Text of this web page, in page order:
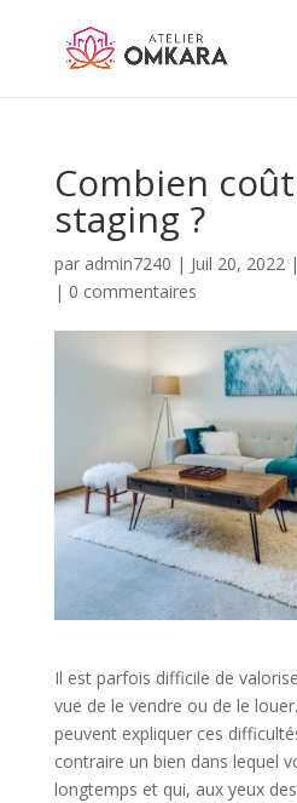
Combien
staging ?
par admin7240 | Juil 20, 2022|
| 0 commentaires
Il est parfois difficile de
vue de le vendre ou de le
peuvent expliquer ces
contraire un bien dans lequel
longtemps et qui, aux yeux